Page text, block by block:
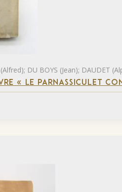
DU BOYS (Jean); DAUDET
« LE PARNASSICULET